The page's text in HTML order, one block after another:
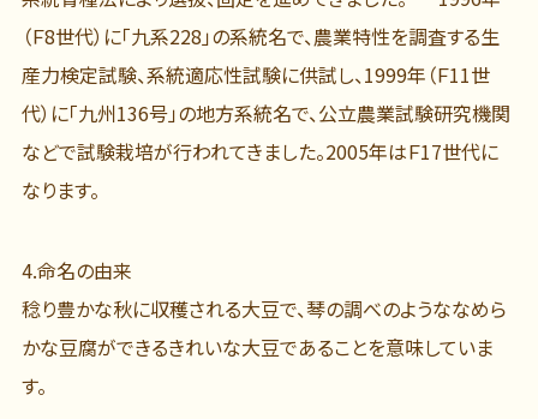
（Ｆ8世代）に「九系228」の系統名で、農業特性を調査する生
産力検定試験、系統適応性試験に供試し、1999年（Ｆ11世
代）に「九州136号」の地方系統名で、公立農業試験研究機関
などで試験栽培が行われてきました。2005年はＦ17世代に
なります。
4.命名の由来
稔り豊かな秋に収穫される大豆で、琴の調べのようななめら
かな豆腐ができるきれいな大豆であることを意味していま
す。